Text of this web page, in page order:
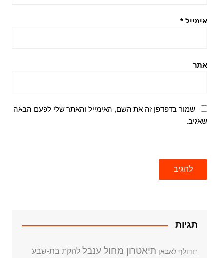
אימייל *
אתר
שמור בדפדפן זה את השם, האימייל והאתר שלי לפעם הבאה
שאגיב.
תגיות
רודולף לאבאן תיאטרון מחול ענבל להקת בת-שבע